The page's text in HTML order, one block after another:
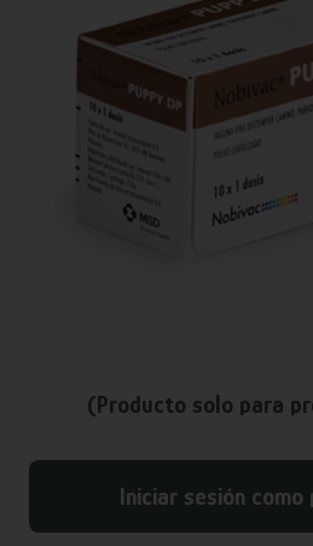
(Producto solo para
Iniciar sesión como